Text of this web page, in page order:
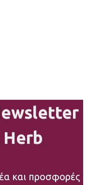
Herb
και προσφορές